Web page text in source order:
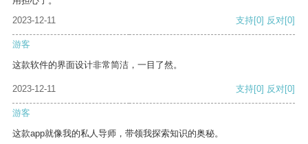
2023-12-11
支持[0] 反对[0]
游客
这款软件的界面设计非常简洁，一目了然。
2023-12-11 支持[0] 反对[0]
游客
这款app就像我的私人导师，带领我探索知识的奥秘。